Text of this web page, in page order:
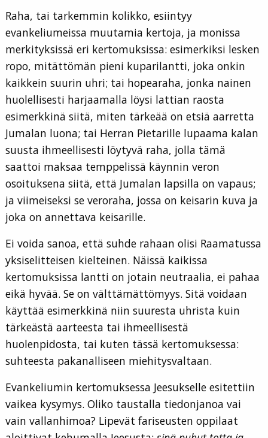
Raha, tai tarkemmin kolikko, esiintyy
evankeliumeissa muutamia kertoja, ja monissa
merkityksissä eri kertomuksissa: esimerkiksi lesken
ropo, mitättömän pieni kuparilantti, joka onkin
kaikkein suurin uhri; tai hopearaha, jonka nainen
huolellisesti harjaamalla löysi lattian raosta
esimerkkinä siitä, miten tärkeää on etsiä aarretta
Jumalan luona; tai Herran Pietarille lupaama kalan
suusta ihmeellisesti löytyvä raha, jolla tämä
saattoi maksaa temppelissä käynnin veron
osoituksena siitä, että Jumalan lapsilla on vapaus;
ja viimeiseksi se veroraha, jossa on keisarin kuva ja
joka on annettava keisarille.
Ei voida sanoa, että suhde rahaan olisi Raamatussa
yksiselitteisen kielteinen. Näissä kaikissa
kertomuksissa lantti on jotain neutraalia, ei pahaa
eikä hyvää. Se on välttämättömyys. Sitä voidaan
käyttää esimerkkinä niin suuresta uhrista kuin
tärkeästä aarteesta tai ihmeellisestä
huolenpidosta, tai kuten tässä kertomuksessa:
suhteesta pakanalliseen miehitysvaltaan.
Evankeliumin kertomuksessa Jeesukselle esitettiin
vaikea kysymys. Oliko taustalla tiedonjanoa vai
vain vallanhimoa? Lipevät fariseusten oppilaat